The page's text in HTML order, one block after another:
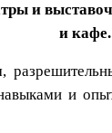
и
и кафе.
и